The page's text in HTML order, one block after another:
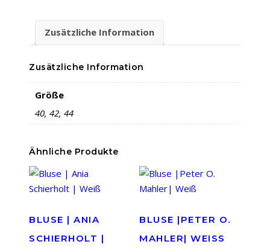
Nachtblau
Zusätzliche Information
Zusätzliche Information
Größe
40, 42, 44
Ähnliche Produkte
BLUSE | ANIA
SCHIERHOLT |
BLUSE |PETER O.
MAHLER| WEISS